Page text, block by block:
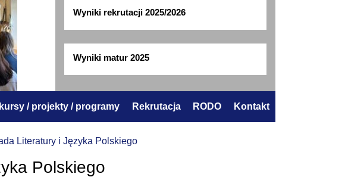
Wyniki rekrutacji 2025/2026
Wyniki matur 2025
/ projekty / programy Rekrutacja RODO Kontakt
Literatury i Języka Polskiego
Polskiego